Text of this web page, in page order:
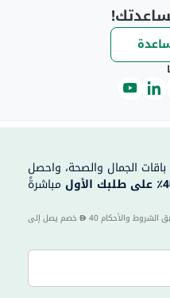
الجمال والصحة، واحصل